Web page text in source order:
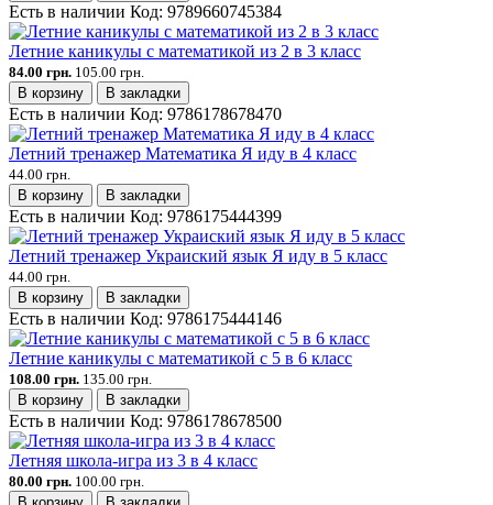
Есть в наличии Код: 9789660745384
Летние каникулы с математикой из 2 в 3 класс
84.00 грн. 105.00 грн.
В корзину
В закладки
Есть в наличии Код: 9786178678470
Летний тренажер Математика Я иду в 4 класс
44.00 грн.
В корзину
В закладки
Есть в наличии Код: 9786175444399
Летний тренажер Украиский язык Я иду в 5 класс
44.00 грн.
В корзину
В закладки
Есть в наличии Код: 9786175444146
Летние каникулы с математикой с 5 в 6 класс
108.00 грн. 135.00 грн.
В корзину
В закладки
Есть в наличии Код: 9786178678500
Летняя школа-игра из 3 в 4 класс
80.00 грн. 100.00 грн.